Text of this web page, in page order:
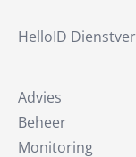
HelloID
Advies
Beheer
Monitoring